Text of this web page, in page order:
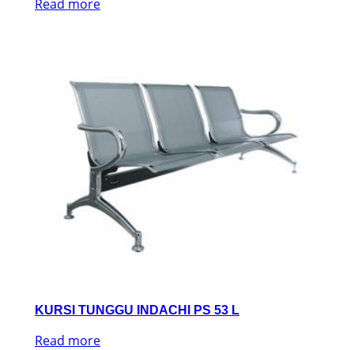
Read more
KURSI TUNGGU INDACHI PS 53 L
Read more